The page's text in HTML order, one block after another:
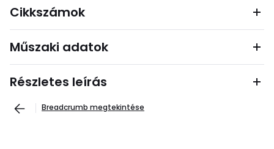
Cikkszámok
Műszaki adatok
Részletes leírás
Breadcrumb megtekintése